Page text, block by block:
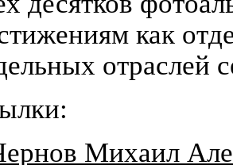
как
отраслей
Михаил